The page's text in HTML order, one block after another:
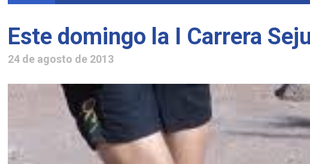
Este domingo la I Carrera
24 de agosto de 2013